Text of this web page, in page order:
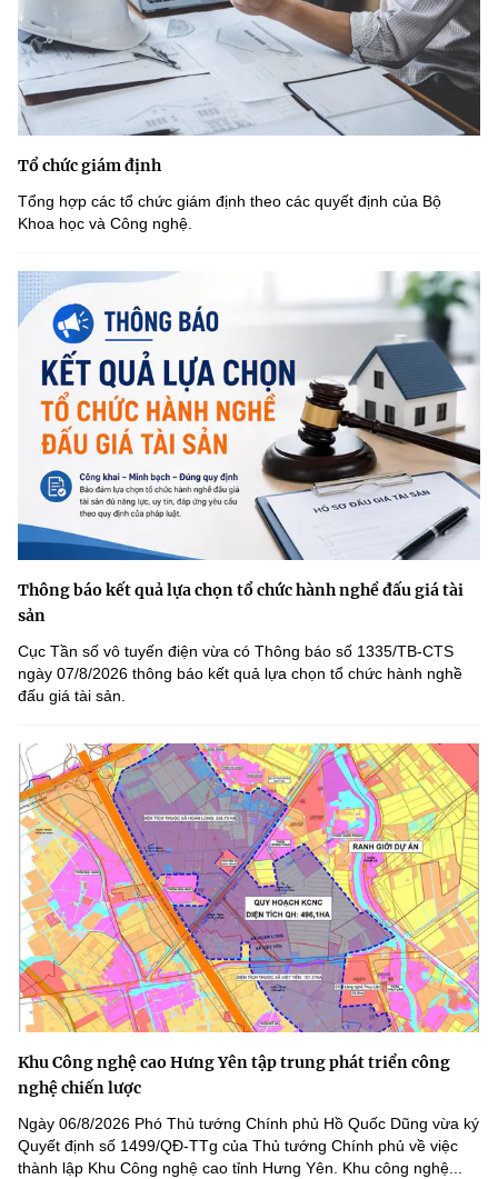
Tổ chức giám định
Tổng hợp các tổ chức giám định theo các quyết định của Bộ
Khoa học và Công nghệ.
Thông báo kết quả lựa chọn tổ chức hành nghề đấu giá tài
sản
Cục Tần số vô tuyến điện vừa có Thông báo số 1335/TB-CTS
ngày 07/8/2026 thông báo kết quả lựa chọn tổ chức hành nghề
đấu giá tài sản.
Khu Công nghệ cao Hưng Yên tập trung phát triển công
nghệ chiến lược
Ngày 06/8/2026 Phó Thủ tướng Chính phủ Hồ Quốc Dũng vừa ký
Quyết định số 1499/QĐ-TTg của Thủ tướng Chính phủ về việc
thành lập Khu Công nghệ cao tỉnh Hưng Yên. Khu công nghệ...